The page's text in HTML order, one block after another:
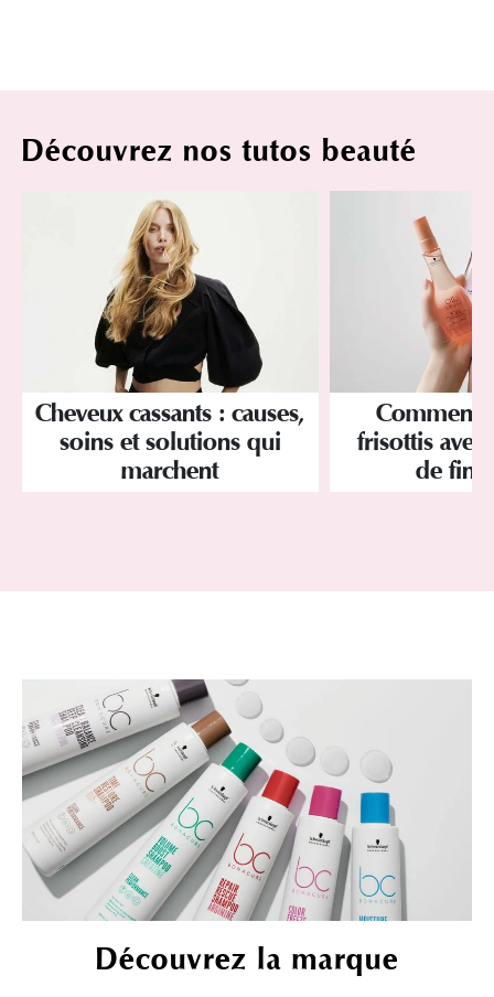
Découvrez nos tutos beauté
Cheveux cassants : causes,
soins et solutions qui
marchent
Comment
frisottis avec
de
Découvrez la marque